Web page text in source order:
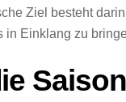
Ziel besteht
in Einklang zu